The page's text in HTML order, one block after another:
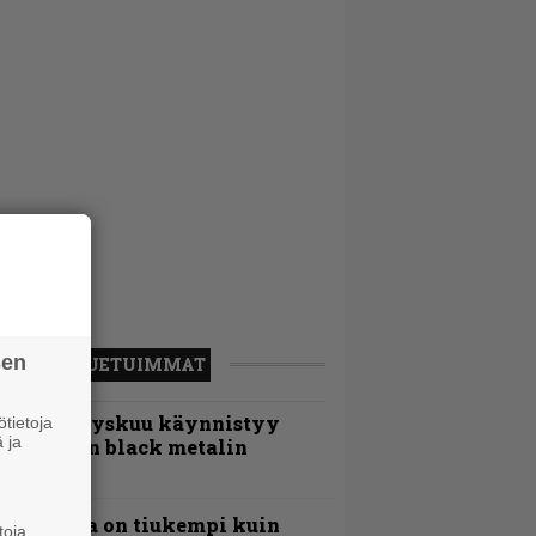
LUETUIMMAT
syyskuu käynnistyy
black metalin
on tiukempi kuin
ja